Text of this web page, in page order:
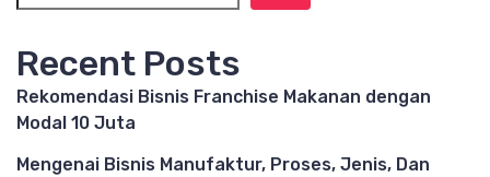
Recent Posts
Rekomendasi Bisnis Franchise Makanan dengan
Modal 10 Juta
Mengenai Bisnis Manufaktur, Proses, Jenis, Dan